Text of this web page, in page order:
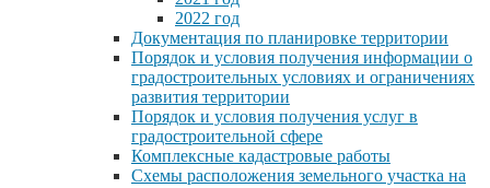
2022 год
Документация по планировке территории
Порядок и условия получения информации о
градостроительных условиях и ограничениях
развития территории
Порядок и условия получения услуг в
градостроительной сфере
Комплексные кадастровые работы
Схемы расположения земельного участка на